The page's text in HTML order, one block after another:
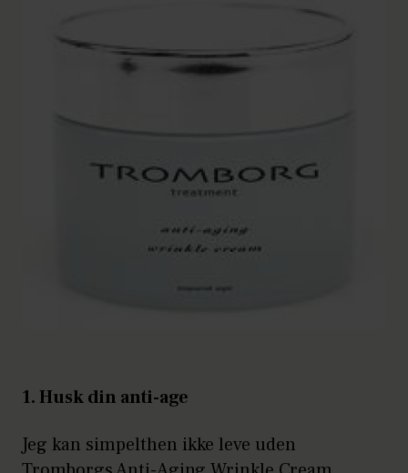
1. Husk din anti-age
Jeg kan simpelthen ikke leve uden